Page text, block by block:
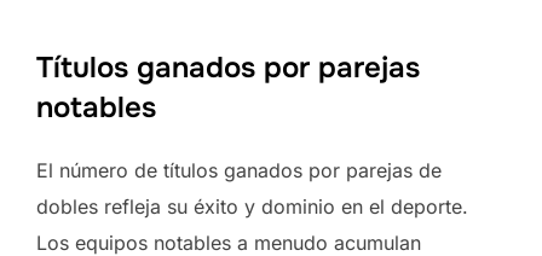
Títulos ganados por parejas
notables
El número de títulos ganados por parejas de
dobles refleja su éxito y dominio en el deporte.
Los equipos notables a menudo acumulan